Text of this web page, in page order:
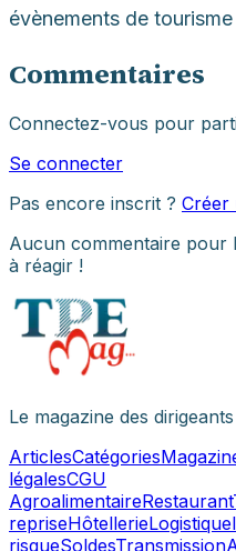
évènements de tourisme
Commentaires
Connectez-vous pour
Se connecter
Pas encore inscrit ? Créer
Aucun commentaire pour
à réagir !
Le magazine des
ArticlesCatégories
légalesCGU
AgroalimentaireRestaurant
repriseHôtellerieLogistique
risqueSoldesTransmission